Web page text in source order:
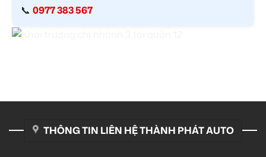
📞 0977 383 567
THÔNG TIN LIÊN HỆ THÀNH PHÁT AUTO